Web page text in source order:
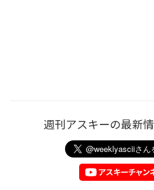
週刊アスキーの最新